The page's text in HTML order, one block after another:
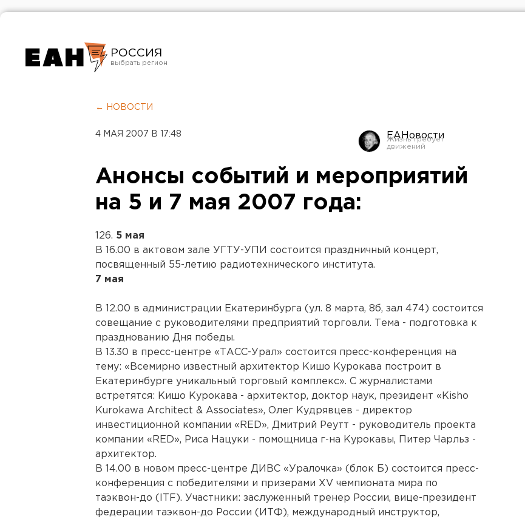
РОССИЯ
Челябинск
← НОВОСТИ
4 МАЯ 2007 В 17:48 ЕАНовости
Анонсы событий и мероприятий
на 5 и 7 мая 2007 года:
126. 5 мая
В 16.00 в актовом зале УГТУ-УПИ состоится праздничный концерт,
посвященный 55-летию радиотехнического института.
7 мая
В 12.00 в администрации Екатеринбурга (ул. 8 марта, 8б, зал 474) состоится
совещание с руководителями предприятий торговли. Тема - подготовка к
празднованию Дня победы.
В 13.30 в пресс-центре «ТАСС-Урал» состоится пресс-конференция на
тему: «Всемирно известный архитектор Кишо Курокава построит в
Екатеринбурге уникальный торговый комплекс». С журналистами
встретятся: Кишо Курокава - архитектор, доктор наук, президент «Kisho
Kurokawa Architect & Associates», Олег Кудрявцев - директор
инвестиционной компании «RED», Дмитрий Реутт - руководитель проекта
компании «RED», Риса Нацуки - помощница г-на Курокавы, Питер Чарльз -
архитектор.
В 14.00 в новом пресс-центре ДИВС «Уралочка» (блок Б) состоится пресс-
конференция с победителями и призерами XV чемпионата мира по
таэквон-до (ITF). Участники: заслуженный тренер России, вице-президент
федерации таэквон-до России (ИТФ), международный инструктор,